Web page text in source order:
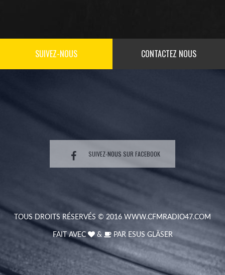
SUIVEZ-NOUS CONTACTEZ NOUS
SUIVEZ-NOUS SUR FACEBOOK
TOUS DROITS RÉSERVÉS © 2016 WWW.CFMRADIO47.COM
FAIT AVEC & PAR ESUS GLÄSER